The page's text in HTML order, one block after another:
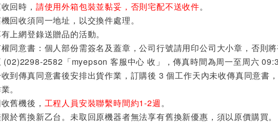
回時， 請使用外箱包裝並黏妥，否則宅配不送收件。
回收須同一地址，以交換件處理。
上網登錄送贈品的活動。
權同意書：個人部份需簽名及蓋章，公司行號請用印公司大小章，否則將
(02)2298-2582「myepson 客服中心 收」，傳真時間為周一至周六
收到傳真同意書後安排出貨作業，訂購後 3 個工作天內未收傳真同意書
。
舊機後， 工程人員安裝聯繫時間約1-2週。
於舊換新乙台。未取回原機器者無法享有舊換新優惠，須以原價購買。